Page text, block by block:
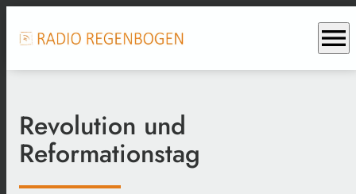
menu
Revolution und
Reformationstag